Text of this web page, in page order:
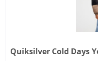
Quiksilver Cold Days